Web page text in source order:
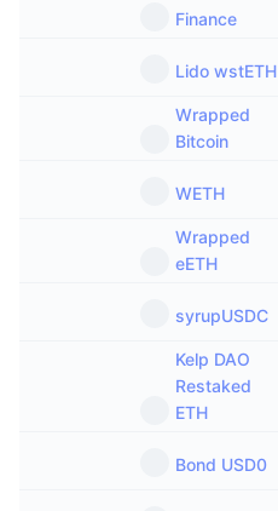
Finance
Lido wstETH
Wrapped
Bitcoin
WETH
Wrapped
eETH
syrupUSDC
Kelp DAO
Restaked
ETH
Bond USD0